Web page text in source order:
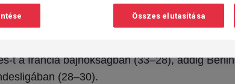
Lisszabonban a Sportingtól a középdöntő
a Füchse színeiben ebben sorozatban a
be a Nantes színeiben.
t a francia bajnokságban (33–28), addig Berlin
(28–30).
Összes elutasítása